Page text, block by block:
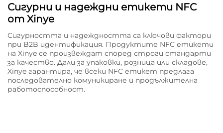
Сигурни и надеждни етикети NFC
от Xinye
Сигурността и надеждността са ключови фактори
при B2B идентификация. Продуктите NFC етикети
на Xinye се произвеждат според строги стандарти
за качество. Дали за упаковки, розница или складове,
Xinye гарантира, че всеки NFC етикет предлагa
последователно комуникиране и продължителна
работоспособност.